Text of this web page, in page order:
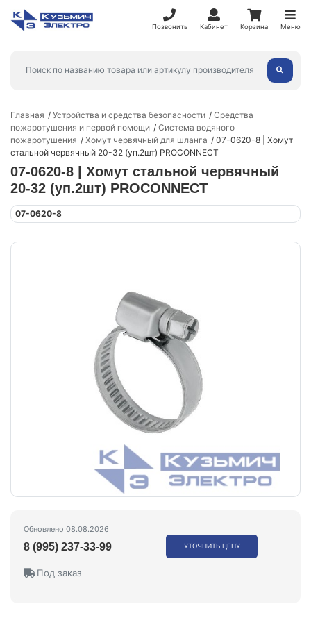
Позвонить Кабинет Корзина Меню
Главная Устройства и средства безопасности
Средства
пожаротушения и первой помощи
Система водяного
пожаротушения
Хомут червячный для шланга
07-0620-8 | Хомут
стальной червячный 20-32 (уп.2шт) PROCONNECT
07-0620-8 | Хомут стальной червячный
20-32 (уп.2шт) PROCONNECT
07-0620-8
Обновлено 08.08.2026
8 (995) 237-33-99 УТОЧНИТЬ ЦЕНУ
Под заказ